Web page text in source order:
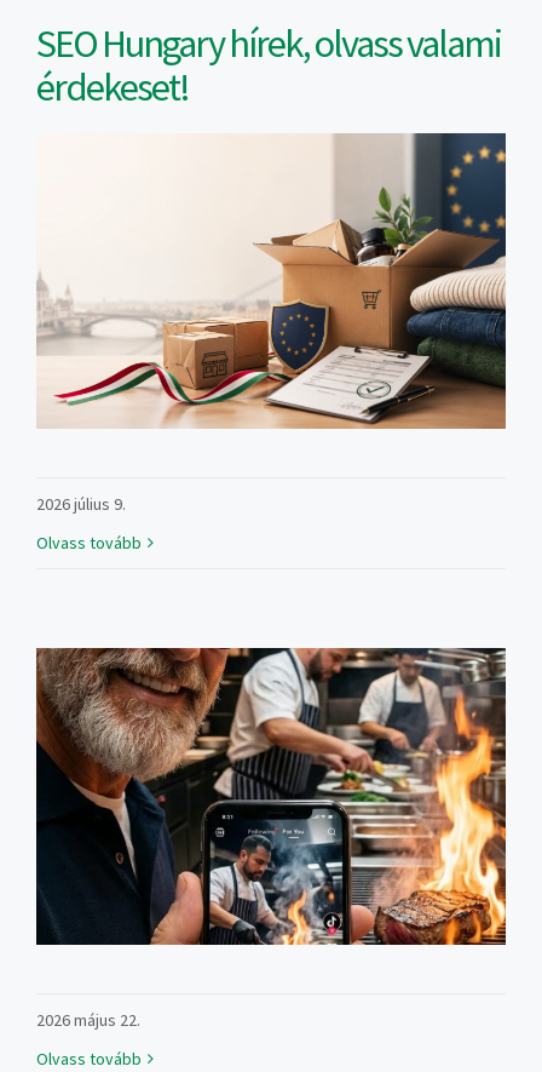
SEO Hungary hírek, olvass valami
érdekeset!
2026 július 9.
Olvass tovább
2026 május 22.
Olvass tovább